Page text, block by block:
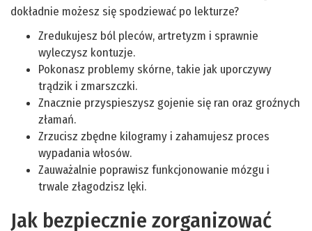
dokładnie możesz się spodziewać po lekturze?
Zredukujesz ból pleców, artretyzm i sprawnie
wyleczysz kontuzje.
Pokonasz problemy skórne, takie jak uporczywy
trądzik i zmarszczki.
Znacznie przyspieszysz gojenie się ran oraz groźnych
złamań.
Zrzucisz zbędne kilogramy i zahamujesz proces
wypadania włosów.
Zauważalnie poprawisz funkcjonowanie mózgu i
trwale złagodzisz lęki.
Jak bezpiecznie zorganizować